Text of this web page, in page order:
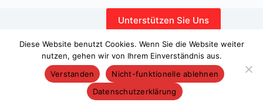
Unterstützen Sie Uns
Copyright © 2026 – WordPress-Theme von
Diese Website benutzt Cookies. Wenn Sie die Website weiter
nutzen, gehen wir von Ihrem Einverständnis aus.
Verstanden
Nicht-funktionelle ablehnen
Datenschutzerklärung